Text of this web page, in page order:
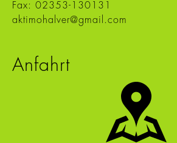
Fax: 02353-130131
aktimohalver@gmail.com
Anfahrt